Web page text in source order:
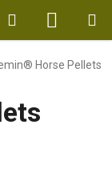
Hledat
KOŠÍK
Horse Pellets